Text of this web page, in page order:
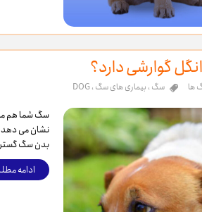
گوارشی دارد؟
ها سگ، بیماری های سگ، DOG
سگ شما هم
نشان می دهد
بدن سگ
ادامه